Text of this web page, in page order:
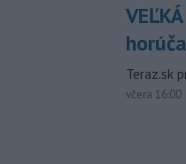
Teraz.sk
včera 16:00